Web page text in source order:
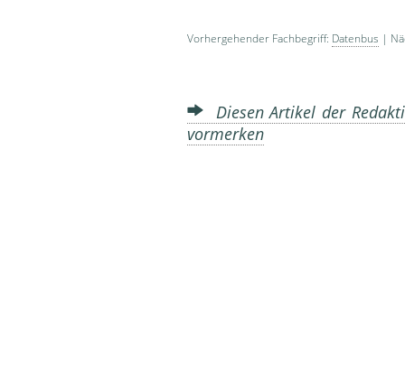
Vorhergehender Fachbegriff: Datenbus |
Diesen Artikel der
vormerken